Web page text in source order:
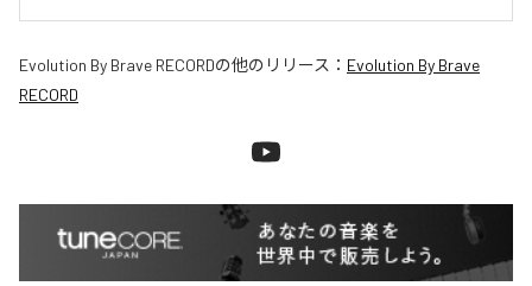
Evolution By Brave RECORDの他のリリース： Evolution By Brave
RECORD